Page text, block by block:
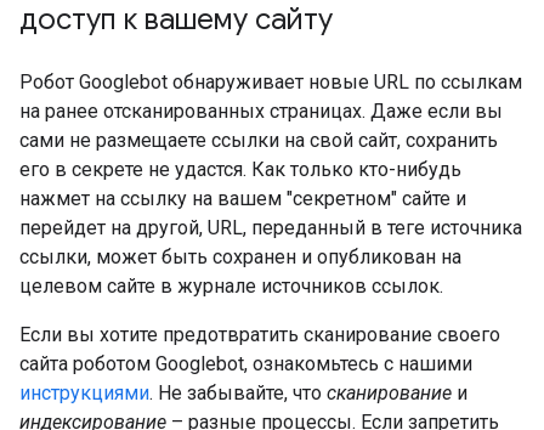
доступ к вашему сайту
Робот Googlebot обнаруживает новые URL по ссылкам
на ранее отсканированных страницах. Даже если вы
сами не размещаете ссылки на свой сайт, сохранить
его в секрете не удастся. Как только кто-нибудь
нажмет на ссылку на вашем "секретном" сайте и
перейдет на другой, URL, переданный в теге источника
ссылки, может быть сохранен и опубликован на
целевом сайте в журнале источников ссылок.
Если вы хотите предотвратить сканирование своего
сайта роботом Googlebot, ознакомьтесь с нашими
инструкциями. Не забывайте, что сканирование и
индексирование – разные процессы. Если запретить